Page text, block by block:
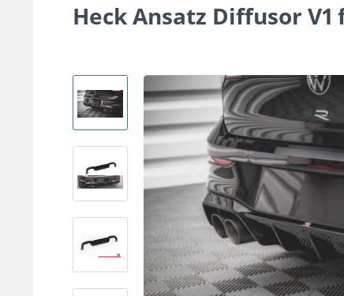
Heck Ansatz Diffusor V1